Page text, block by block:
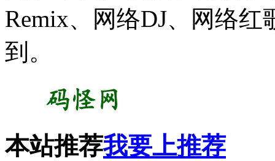
Remix、网络DJ、网络
到。
本站推荐我要上推荐